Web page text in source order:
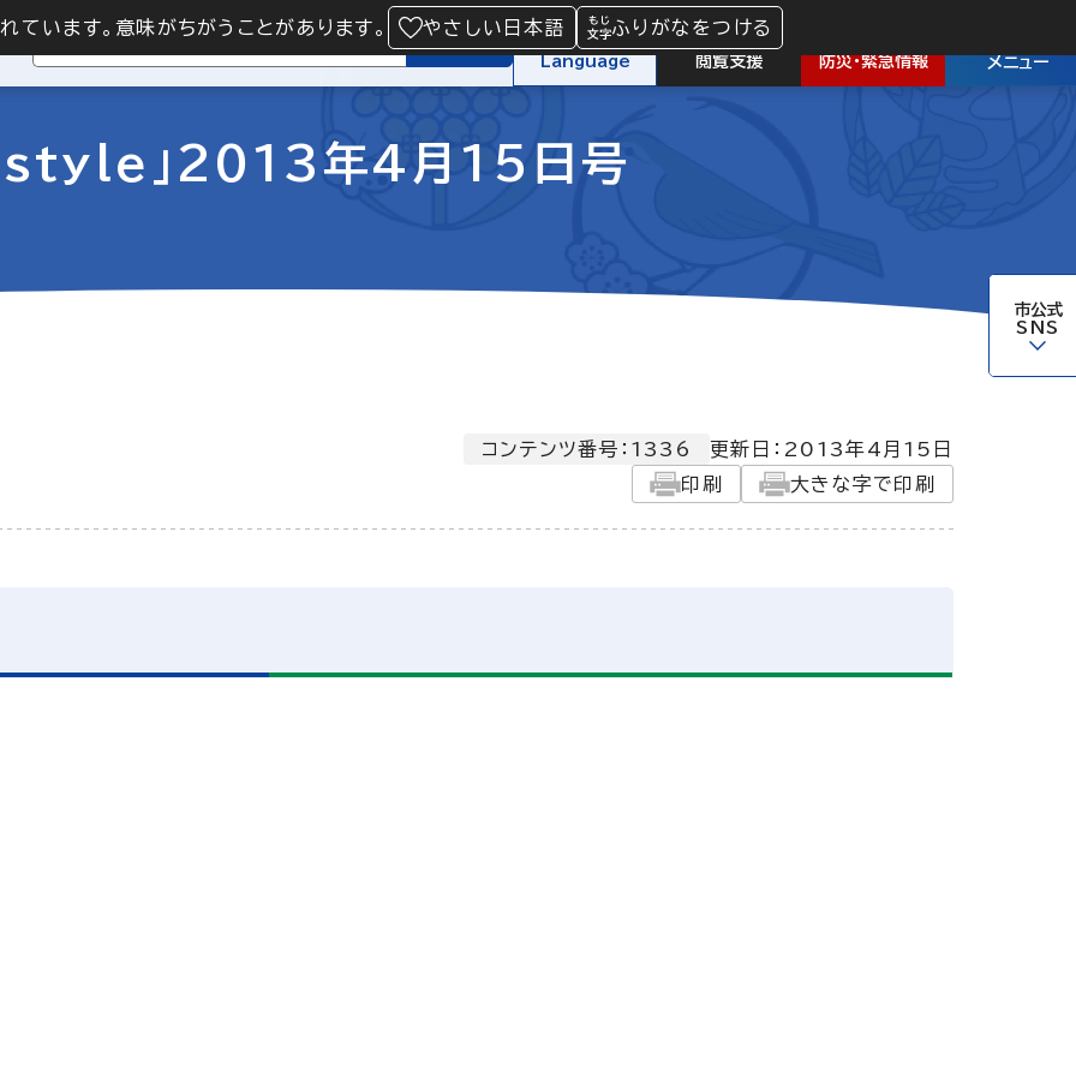
ています。意味がちがうことがあります。 やさしい日本語 ふりがなをつける
検索
Language 閲覧支援 防災・緊急情報 メニュー
市公式
SNS
style」2013年4月15日号
コンテンツ番号：1336 更新日： 2013年4月15日
印刷
大きな字で印刷